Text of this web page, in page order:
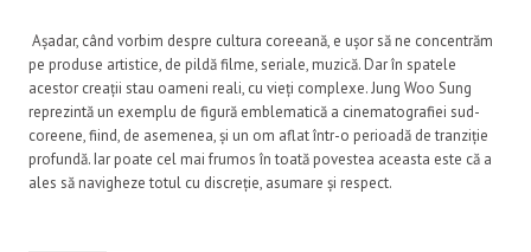
Așadar, când vorbim despre cultura coreeană, e ușor să ne concentrăm
pe produse artistice, de pildă filme, seriale, muzică. Dar în spatele
acestor creații stau oameni reali, cu vieți complexe. Jung Woo Sung
reprezintă un exemplu de figură emblematică a cinematografiei sud-
coreene, fiind, de asemenea, și un om aflat într-o perioadă de tranziție
profundă. Iar poate cel mai frumos în toată povestea aceasta este că a
ales să navigheze totul cu discreție, asumare și respect.